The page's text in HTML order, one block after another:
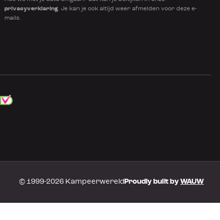
privacyverklaring. Je kan je ook altijd weer afmelden voor deze e-
mails.
© 1999-2026 KampeerwereldProudly built by WAUW